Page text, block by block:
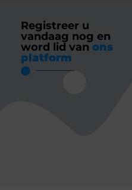
Registreer u
vandaag nog en
word lid van ons
platform